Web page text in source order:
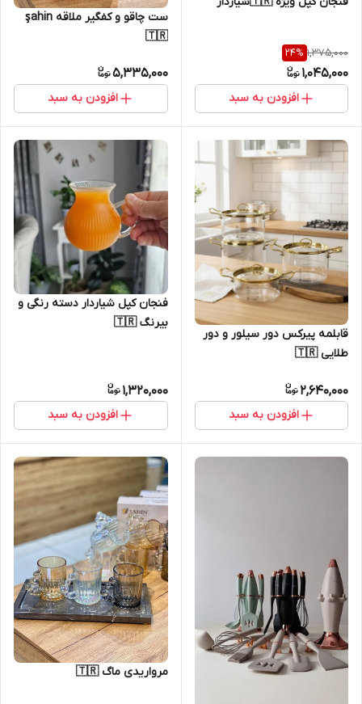
1,375,000
24%
1,045,000
افزودن به سبد
ست چاقو و کفگیر ملاقه şahin
🇹🇷
5,335,000
افزودن به سبد
قابلمه پیرکس دور سیلور و دور
طلایی 🇹🇷
2,640,000
افزودن به سبد
فنجان کپل شیاردار دسته رنگی و
بیرنگ 🇹🇷
1,320,000
افزودن به سبد
مرواریدی ماگ 🇹🇷